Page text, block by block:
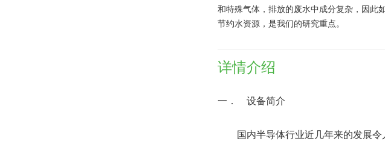
和特殊气体，排放的废水中成分复杂，因此
节约水资源，是我们的研究重点。
详情介绍
一． 设备简介
国内半导体行业近几年来的发展令